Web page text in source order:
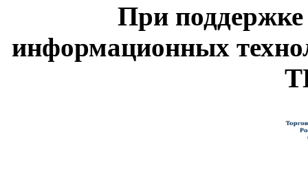
При
информационных